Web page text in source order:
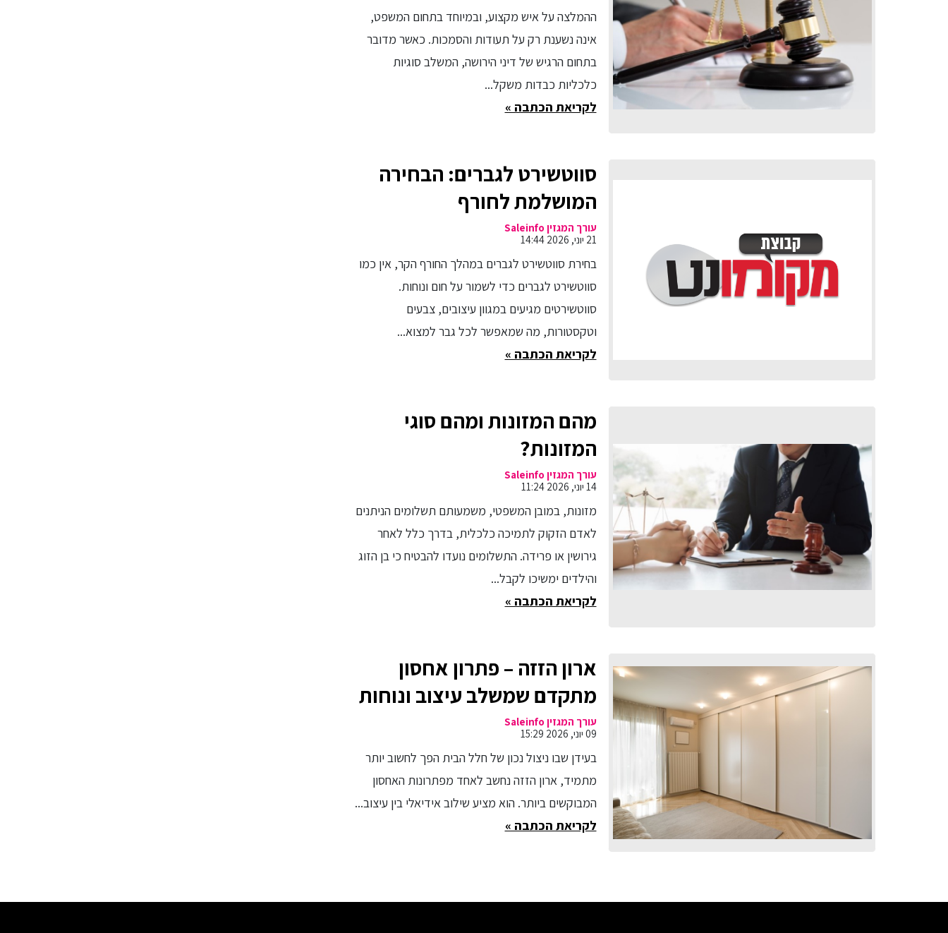
ההמלצה על איש מקצוע, ובמיוחד בתחום המשפט,
אינה נשענת רק על תעודות והסמכות. כאשר מדובר
בתחום הרגיש של דיני הירושה, המשלב סוגיות
כלכליות כבדות משקל...
לקריאת הכתבה »
סווטשירט לגברים: הבחירה
המושלמת לחורף
עורך המגזין Saleinfo
21 יוני, 2026 14:44
בחירת סווטשירט לגברים במהלך החורף הקר, אין כמו
סווטשירט לגברים כדי לשמור על חום ונוחות.
סווטשירטים מגיעים במגוון עיצובים, צבעים
וטקסטורות, מה שמאפשר לכל גבר למצוא...
לקריאת הכתבה »
מהם המזונות ומהם סוגי
המזונות?
עורך המגזין Saleinfo
14 יוני, 2026 11:24
מזונות, במובן המשפטי, משמעותם תשלומים הניתנים
לאדם הזקוק לתמיכה כלכלית, בדרך כלל לאחר
גירושין או פרידה. התשלומים נועדו להבטיח כי בן הזוג
והילדים ימשיכו לקבל...
לקריאת הכתבה »
ארון הזזה – פתרון אחסון
מתקדם שמשלב עיצוב ונוחות
עורך המגזין Saleinfo
09 יוני, 2026 15:29
בעידן שבו ניצול נכון של חלל הבית הפך לחשוב יותר
מתמיד, ארון הזזה נחשב לאחד מפתרונות האחסון
המבוקשים ביותר. הוא מציע שילוב אידיאלי בין עיצוב...
לקריאת הכתבה »